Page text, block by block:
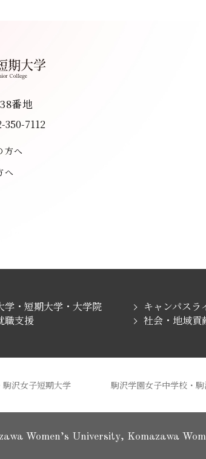
番地
350-7112
方へ
へ
学・短期大学・大学院 キャンパスラ
職支援 社会・地域貢
沢女子短期大学 駒沢学園女子中学校・
Women’s University, Komazawa